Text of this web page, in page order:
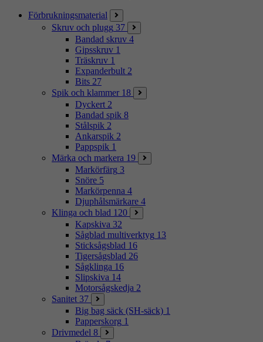
Förbrukningsmaterial
Skruv och plugg 37
Bandad skruv 4
Gipsskruv 1
Träskruv 1
Expanderbult 2
Bits 27
Spik och klammer 18
Dyckert 2
Bandad spik 8
Stålspik 2
Ankarspik 2
Pappspik 1
Märka och markera 19
Markörfärg 3
Snöre 5
Markörpenna 4
Djuphålsmärkare 4
Klinga och blad 120
Kapskiva 32
Sågblad multiverktyg 13
Sticksågsblad 16
Tigersågsblad 26
Sågklinga 16
Slipskiva 14
Motorsågskedja 2
Sanitet 37
Big bag säck (SH-säck) 1
Papperskorg 1
Drivmedel 8